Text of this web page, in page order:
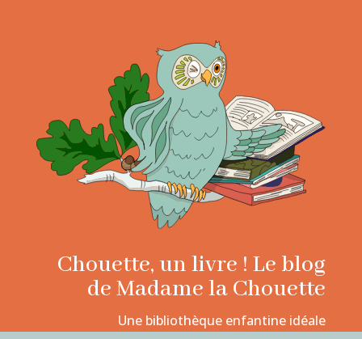
Chouette, un livre ! Le blog
de Madame la Chouette
Une bibliothèque enfantine idéale